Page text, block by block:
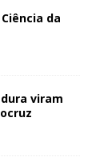
da
viram